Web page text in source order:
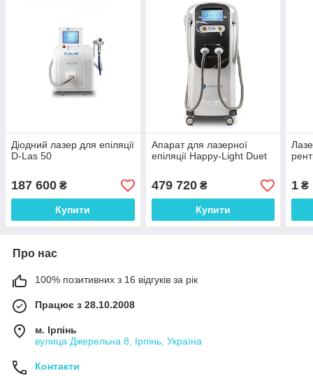
Діодний лазер для епіляції
D-Las 50
187 600 ₴
Купити
Апарат для лазерної
епіляції Happy-Light Duet
479 720₴
Купити
1 ₴
Про нас
100% позитивних з 16 відгуків за рік
Працює з 28.10.2008
м. Ірпінь
вулица Джерельна 8, Ірпінь, Україна
Контакти